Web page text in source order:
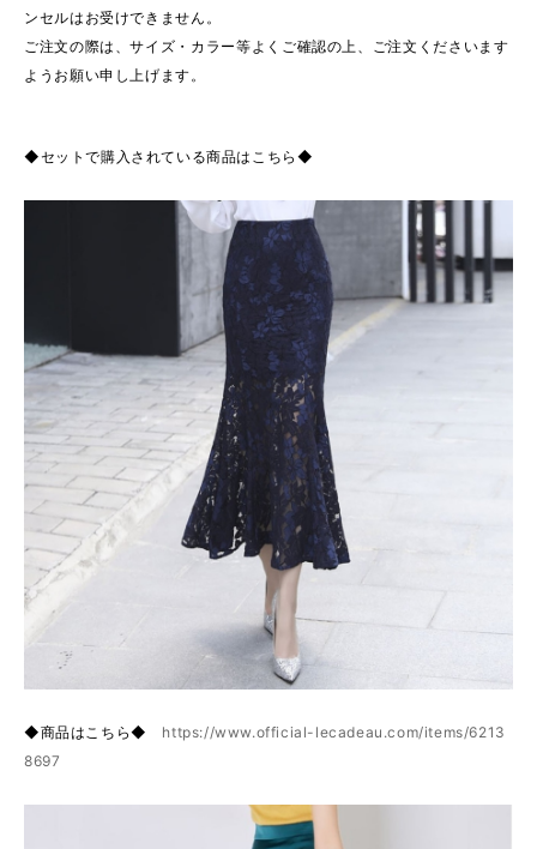
ンセルはお受けできません。
ご注文の際は、サイズ・カラー等よくご確認の上、ご注文くださいます
ようお願い申し上げます。
◆セットで購入されている商品はこちら◆
◆商品はこちら◆ https://www.official-lecadeau.com/items/6213
8697